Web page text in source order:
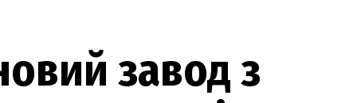
завод з